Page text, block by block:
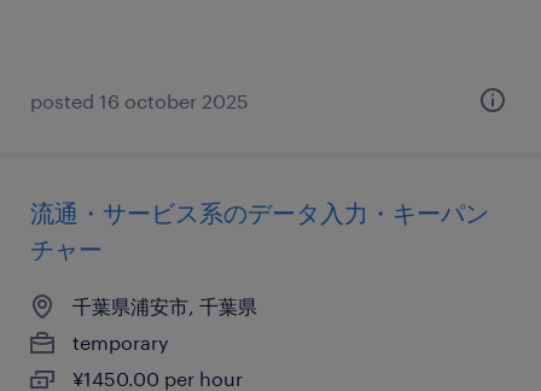
posted 16 october 2025
流通・サービス系のデータ入力・キーパン
チャー
千葉県浦安市, 千葉県
temporary
¥1450.00 per hour